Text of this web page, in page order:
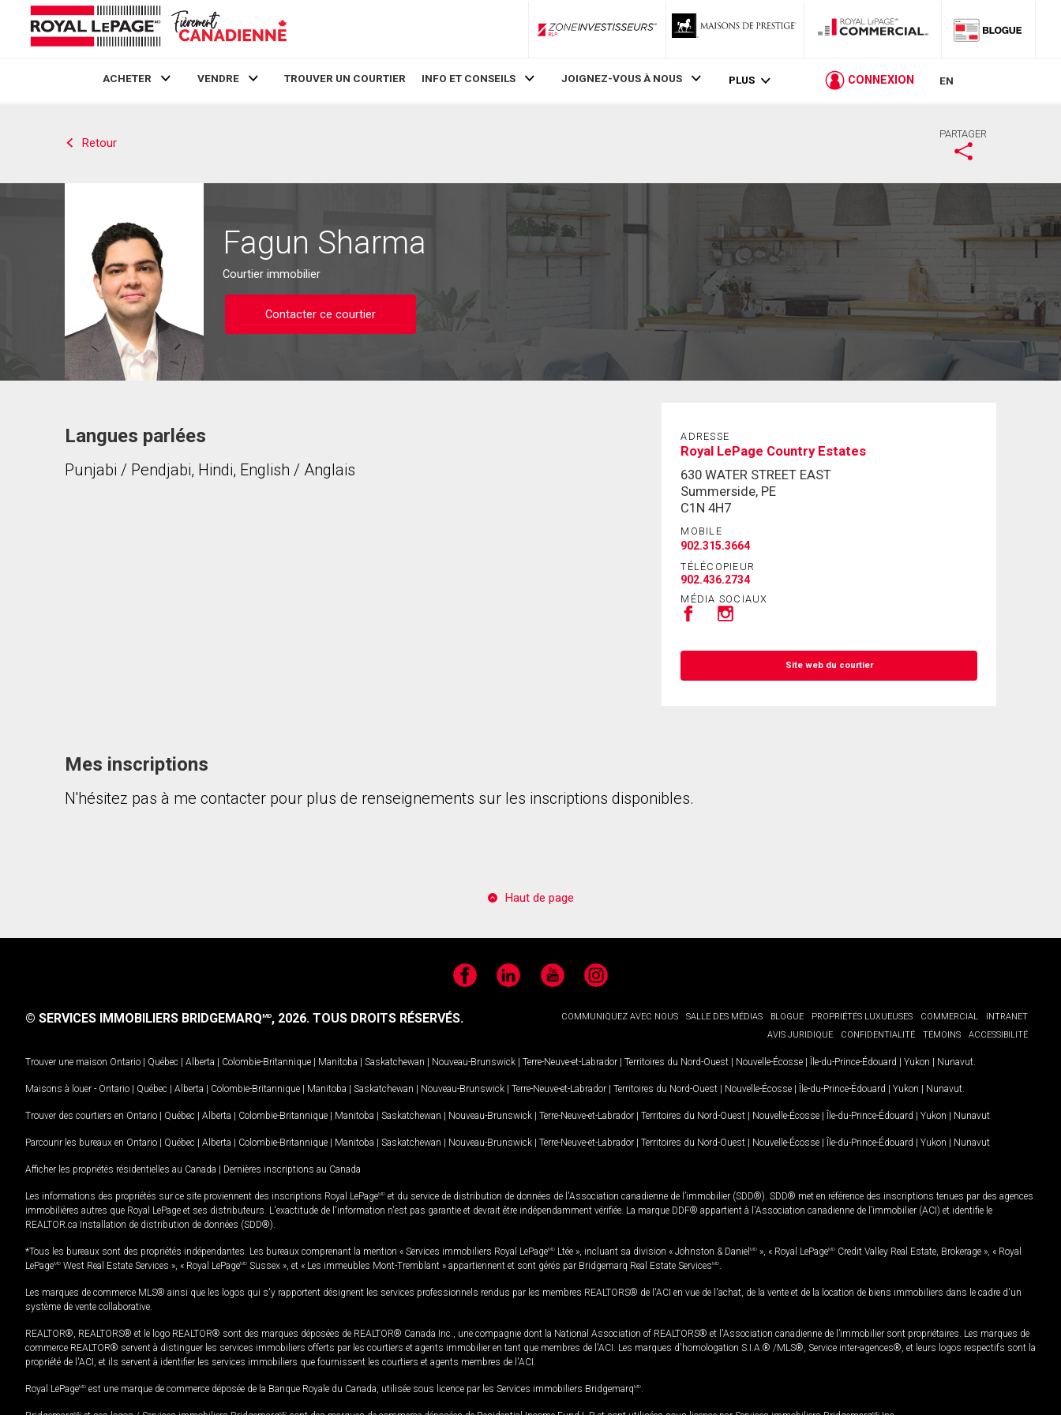
ZoneInvestisseurs RLP
ACHETER VENDRE TROUVER UN COURTIER INFO ET CONSEILS JOIGNEZ-VOUS À NOUS PLUS CONNEXION EN
Retour
PARTAGER
Fagun Sharma
Courtier immobilier
Contacter ce courtier
Contacter ce courtier
Prénom
Langues parlées
Punjabi / Pendjabi, Hindi, English / Anglais
ADRESSE
Royal LePage Country Estates
630 WATER STREET EAST
Summerside, PE
C1N 4H7
MOBILE
902.315.3664
TÉLÉCOPIEUR
902.436.2734
MÉDIA SOCIAUX
Site web du courtier
Mes inscriptions
N'hésitez pas à me contacter pour plus de renseignements sur les inscriptions disponibles.
Haut de page
FacebookLinkedIn YouTubeInstagram
COMMUNIQUEZ AVEC NOUS SALLE DES MÉDIAS BLOGUE PROPRIÉTÉS LUXUEUSES COMMERCIAL
INTRANET
AVIS JURIDIQUE
CONFIDENTIALITÉ TÉMOINS ACCESSIBILITÉ
© SERVICES IMMOBILIERS BRIDGEMARQMD, 2026. TOUS DROITS RÉSERVÉS.
Trouver une maison Ontario | Québec | Alberta | Colombie-Britannique | Manitoba | Saskatchewan | Nouveau-Brunswick | Terre-Neuve-et-Labrador | Territoires du Nord-Ouest | Nouvelle-Écosse | Île-du-Prince-Édouard | Yukon | Nunavut.
Maisons à louer - Ontario | Québec | Alberta | Colombie-Britannique | Manitoba | Saskatchewan | Nouveau-Brunswick | Terre-Neuve-et-Labrador | Territoires du Nord-Ouest | Nouvelle-Écosse | Île-du-Prince-Édouard | Yukon | Nunavut.
Trouver des courtiers en Ontario | Québec | Alberta | Colombie-Britannique | Manitoba | Saskatchewan | Nouveau-Brunswick | Terre-Neuve-et-Labrador | Territoires du Nord-Ouest | Nouvelle-Écosse | Île-du-Prince-Édouard | Yukon | Nunavut
Parcourir les bureaux en Ontario | Québec | Alberta | Colombie-Britannique | Manitoba | Saskatchewan | Nouveau-Brunswick | Terre-Neuve-et-Labrador | Territoires du Nord-Ouest | Nouvelle-Écosse | Île-du-Prince-Édouard | Yukon | Nunavut
Afficher les propriétés résidentielles au Canada | Dernières inscriptions au Canada
Les informations des propriétés sur ce site proviennent des inscriptions Royal LePageMD et du service de distribution de données de l'Association canadienne de l’immobilier (SDD®). SDD® met en référence des inscriptions tenues par des agences
immobilières autres que Royal LePage et ses distributeurs. L'exactitude de l'information n'est pas garantie et devrait être indépendamment vérifiée. La marque DDF® appartient à l'Association canadienne de l’immobilier (ACI) et identifie le
REALTOR.ca Installation de distribution de données (SDD®).
*Tous les bureaux sont des propriétés indépendantes. Les bureaux comprenant la mention « Services immobiliers Royal LePageMD Ltée », incluant sa division « Johnston & Daniel MD », « Royal LePageMD Credit Valley Real Estate, Brokerage », « Royal
LePageMD West Real Estate Services », « Royal LePageMD Sussex », et « Les immeubles Mont-Tremblant » appartiennent et sont gérés par Bridgemarq Real Estate ServicesMD.
Les marques de commerce MLS® ainsi que les logos qui s'y rapportent désignent les services professionnels rendus par les membres REALTORS® de l'ACI en vue de l'achat, de la vente et de la location de biens immobiliers dans le cadre d'un
système de vente collaborative.
REALTOR®, REALTORS® et le logo REALTOR® sont des marques déposées de REALTOR® Canada Inc., une compagnie dont la National Association of REALTORS® et l'Association canadienne de l’immobilier sont propriétaires. Les marques de
commerce REALTOR® servent à distinguer les services immobiliers offerts par les courtiers et agents immobilier en tant que membres de l'ACI. Les marques d'homologation S.I.A.® /MLS®, Service inter-agences®, et leurs logos respectifs sont la
propriété de l'ACI, et ils servent à identifier les services immobiliers que fournissent les courtiers et agents membres de l'ACI.
Royal LePageMD est une marque de commerce déposée de la Banque Royale du Canada, utilisée sous licence par les Services immobiliers BridgemarqMD.
MD MD MD